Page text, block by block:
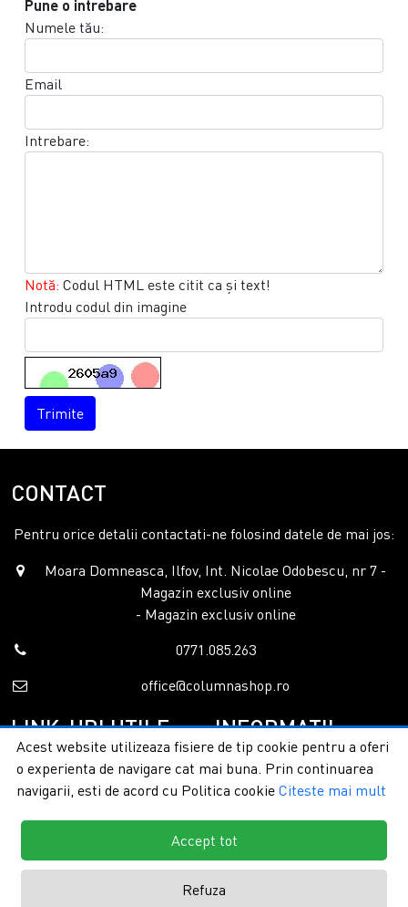
Pune o intrebare
Numele tău:
Email
Intrebare:
Notă: Codul HTML este citit ca şi text!
Introdu codul din imagine
Trimite
CONTACT
Pentru orice detalii contactati-ne folosind datele de mai jos:
Moara Domneasca, Ilfov, Int. Nicolae Odobescu, nr 7 -
Magazin exclusiv online
- Magazin exclusiv online
0771.085.263
office@columnashop.ro
LINK-URI UTILE
Acasa
Despre noi
Formular retur
INFORMATII
Garantie si service
Detalii livrare
Termeni si conditii
Acest website utilizeaza fisiere de tip cookie pentru a oferi
o experienta de navigare cat mai buna. Prin continuarea
navigarii, esti de acord cu Politica cookie Citeste mai mult
Accept tot
Refuza